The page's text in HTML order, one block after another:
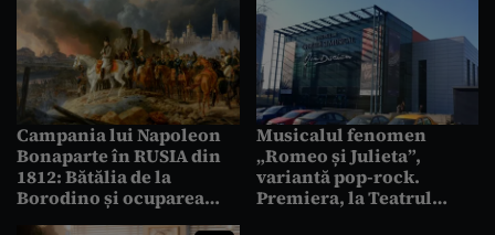
timp ce încerca să le
vândă
Mișcării Legionare în
România
Campania lui Napoleon
Bonaparte în RUSIA din
1812: Bătălia de la
Borodino și ocuparea
Musicalul fenomen
„Romeo și Julieta”,
variantă pop-rock.
Premiera, la Teatrul